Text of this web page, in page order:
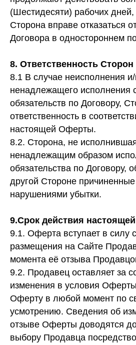
(Шестидесяти) рабочих дней,
Сторона вправе отказаться
Договора в одностороннем
8. Ответственность Сторон
8.1 В случае неисполнения
ненадлежащего исполнения
обязательств по Договору,
ответственность в
настоящей Оферты.
8.2. Сторона, не
ненадлежащим образом
обязательства по Договору,
другой Стороне
нарушениями убытки.
9.Срок действия
9.1. Оферта вступает в силу
размещения на Сайте
момента её отзыва
9.2. Продавец оставляет за
изменения в условия
Оферту в любой момент по
усмотрению. Сведения об
отзыве Оферты доводятся
выбору Продавца
Главная
Каталог
Команда
Гарантии
Обработка персональных данных
Экспедиции
Метеориты
Доставка и
STARDUST
Разработка сайта @che.mashx
Продвижение сайта
Маркетинг
stardust.meteorite@gmail.com
Связаться с нами